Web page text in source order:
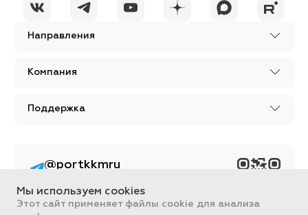
Направления
Компания
Поддержка
@portkkmru
контент PORT - бизнес
портал
Мы используем cookies
Этот сайт применяет файлы cookie для анализа